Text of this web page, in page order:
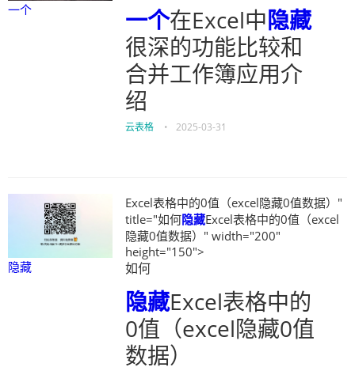
一个 一个在Excel中隐藏
很深的功能比较和
合并工作簿应用介
绍
云表格 • 2025-03-31
隐藏
Excel表格中的0值（excel隐藏0值数据）"
title="如何隐藏Excel表格中的0值（excel
隐藏0值数据）" width="200"
height="150">
如何
隐藏Excel表格中的
0值（excel隐藏0值
数据）